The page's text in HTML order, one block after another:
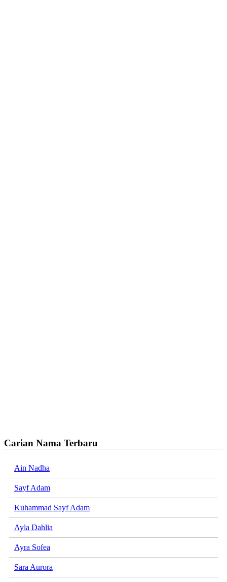
Carian Nama Terbaru
Ain Nadha
Sayf Adam
Kuhammad Sayf Adam
Ayla Dahlia
Ayra Sofea
Sara Aurora